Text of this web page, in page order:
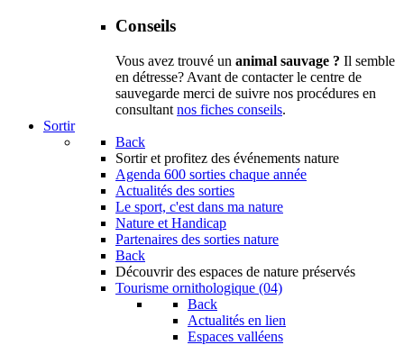
Conseils
Vous avez trouvé un animal sauvage ? Il semble
en détresse? Avant de contacter le centre de
sauvegarde merci de suivre nos procédures en
consultant nos fiches conseils.
Sortir
Back
Sortir et profitez des événements nature
Agenda 600 sorties chaque année
Actualités des sorties
Le sport, c'est dans ma nature
Nature et Handicap
Partenaires des sorties nature
Back
Découvrir des espaces de nature préservés
Tourisme ornithologique (04)
Back
Actualités en lien
Espaces valléens